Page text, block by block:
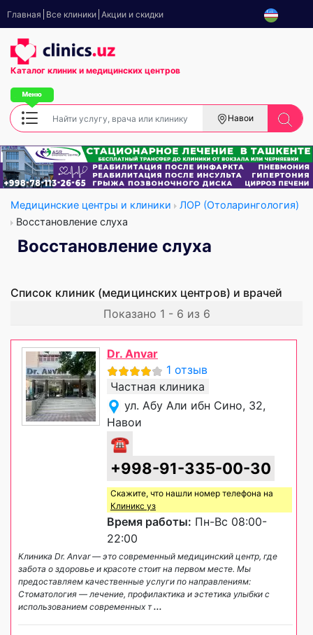
Главная Все клиники Акции и скидки
Каталог клиник и медицинских центров
Навои
Медицинские центры и клиники
ЛОР (Отоларингология)
Восстановление слуха
Восстановление слуха
Список клиник (медицинских центров) и врачей
Показано 1 - 6 из 6
Dr. Anvar
1 отзыв
Частная клиника
ул. Абу Али ибн Сино, 32,
Навои
☎
+998-91-335-00-30
Скажите, что нашли номер телефона на
Клиникс уз
Время работы: Пн-Вс 08:00-
22:00
Клиника Dr. Anvar — это современный медицинский центр, где
забота о здоровье и красоте стоит на первом месте. Мы
предоставляем качественные услуги по направлениям:
Стоматология — лечение, профилактика и эстетика улыбки с
использованием современных т...